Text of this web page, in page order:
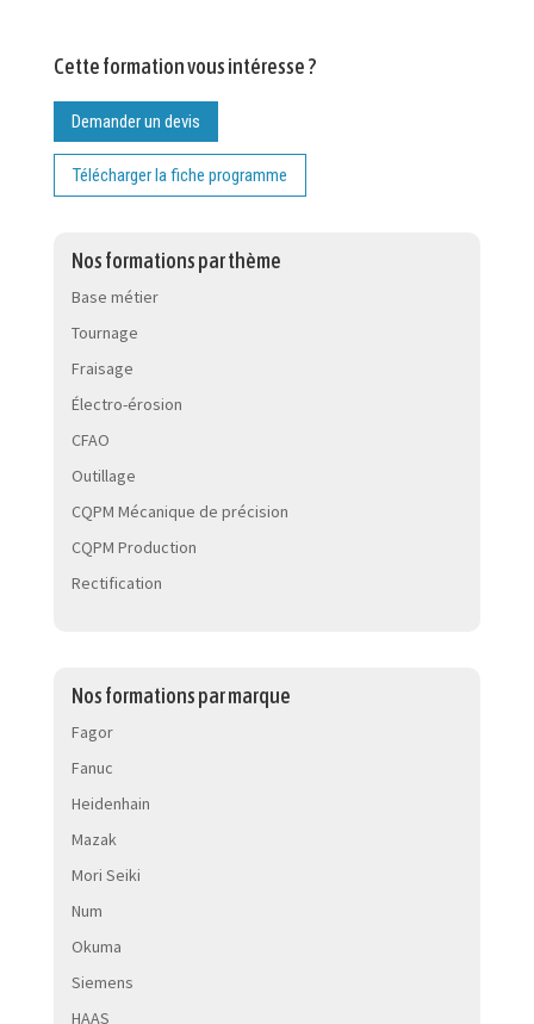
Cette formation vous intéresse ?
Demander un devis
Télécharger la fiche programme
Nos formations par thème
Base métier
Tournage
Fraisage
Électro-érosion
CFAO
Outillage
CQPM Mécanique de précision
CQPM Production
Rectification
Nos formations par marque
Fagor
Fanuc
Heidenhain
Mazak
Mori Seiki
Num
Okuma
Siemens
HAAS